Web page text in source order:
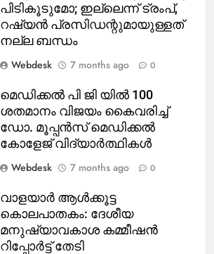
പിടികൂടുമോ; ഇല്ലെന്ന് ട്രംപ്,
റഷ്യൻ പ്രസിഡന്റുമായുള്ളത്
നല്ല ബന്ധം
Webdesk
7 months ago 0
മെഡിക്കൽ പി ജി യിൽ 100
ശതമാനം വിജയം കൈവരിച്ച്
ഡോ. മൂപ്പൻസ് മെഡിക്കൽ
കോളേജ് വിദ്യാർത്ഥികൾ
Webdesk
7 months ago 0
വാളയാർ ആൾക്കൂട്ട
കൊലപാതകം: ദേശീയ
മനുഷ്യാവകാശ കമ്മീഷൻ
റിപ്പോർട്ട് തേടി